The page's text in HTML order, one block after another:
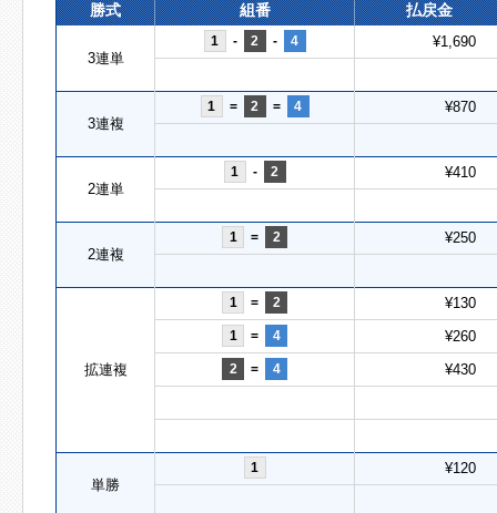
勝式 組番 払戻金
3連単
1 - 2 - 4 ¥1,690
3連複
1 = 2 = 4 ¥870
2連単
1 - 2 ¥410
2連複
1 = 2 ¥250
拡連複
1 = 2 ¥130
1 = 4 ¥260
2 = 4 ¥430
単勝
1 ¥120